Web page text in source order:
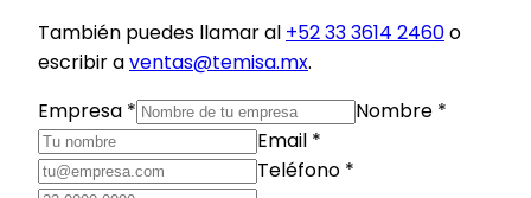
También puedes llamar al +52 33 3614 2460o
escribir aventas@temisa.mx.
Empresa *
Nombre *
Email *
Teléfono *